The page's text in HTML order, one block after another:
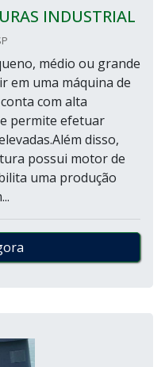
INDUSTRIAL
médio ou grande
em uma máquina de
com alta
permite efetuar
disso,
possui motor de
uma produção